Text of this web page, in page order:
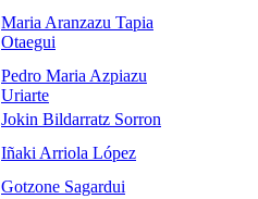
Maria Aranzazu Tapia
Otaegui
Pedro Maria Azpiazu
Uriarte
Jokin Bildarratz Sorron
Iñaki Arriola López
Gotzone Sagardui